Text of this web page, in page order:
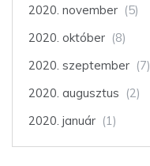
2020. november (5)
2020. október (8)
2020. szeptember (7)
2020. augusztus (2)
2020. január (1)